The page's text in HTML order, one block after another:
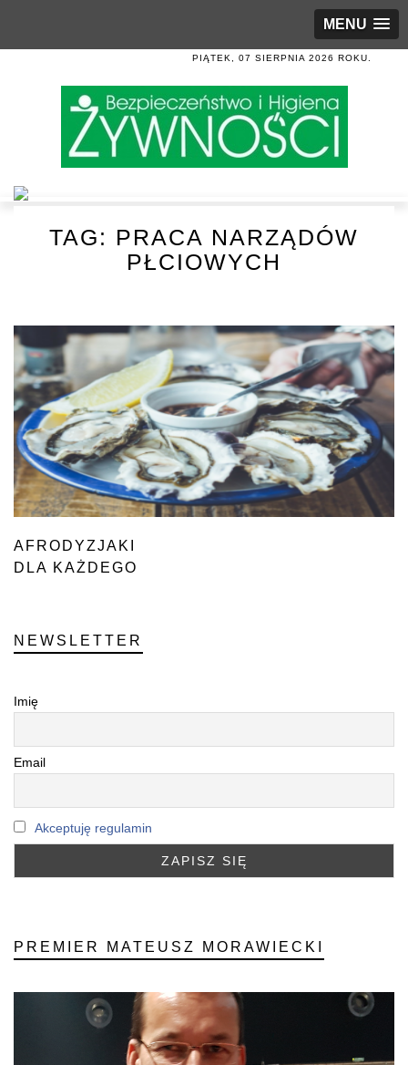
MENU
PIĄTEK, 07 SIERPNIA 2026 ROKU.
TAG: PRACA NARZĄDÓW
PŁCIOWYCH
AFRODYZJAKI
DLA KAŻDEGO
NEWSLETTER
Imię
Email
Akceptuję regulamin
PREMIER MATEUSZ MORAWIECKI